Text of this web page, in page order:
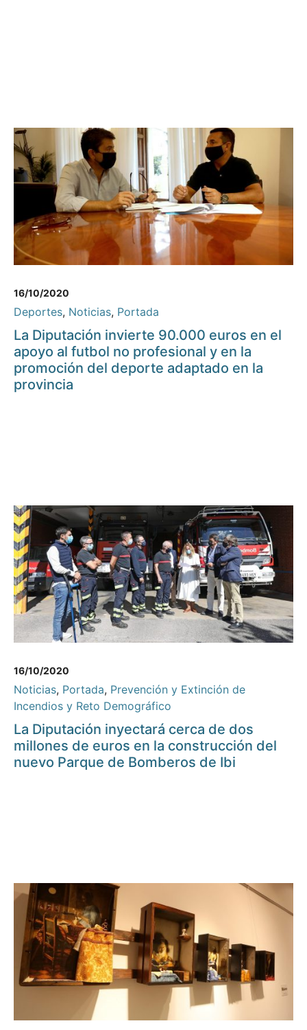
16/10/2020
Deportes, Noticias, Portada
La Diputación invierte 90.000 euros en el
apoyo al futbol no profesional y en la
promoción del deporte adaptado en la
provincia
16/10/2020
Noticias, Portada, Prevención y Extinción de
Incendios y Reto Demográfico
La Diputación inyectará cerca de dos
millones de euros en la construcción del
nuevo Parque de Bomberos de Ibi